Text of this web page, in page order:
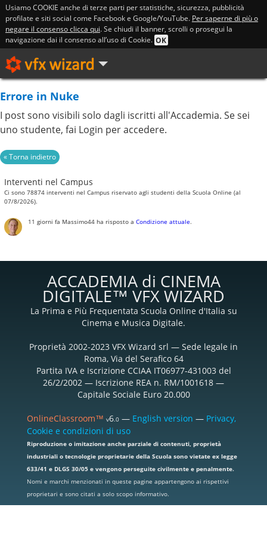
Usiamo COOKIE anche di terze parti per statistiche, sicurezza, pubblicità
profilate e siti social come Facebook e Google/YouTube. Per saperne di più o
negare il consenso clicca qui. Se chiudi il banner, scrolli o prosegui la
navigazione dai il consenso all’uso di Cookie. OK
Errore in Nuke
I post sono visibili solo dagli iscritti all'Accademia. Se sei
uno studente, fai Login per accedere.
Interventi nel Campus
Ci sono 78874 interventi nel Campus riservato agli studenti della Scuola Online (al
07/8/2026).
11 giorni fa Massimo44ha risposto a Condizione attuale.
ACCADEMIA di CINEMA
DIGITALE™ VFX WIZARD
La Prima e Più Frequentata Scuola Online d'Italia su
Cinema e Musica Digitale.
Proprietà 2002-2023 VFX Wizard srl — Sede legale in
Roma, Via del Serafico 64
Partita IVA e Iscrizione CCIAA IT06977-431003 del
26/2/2002 — Iscrizione REA n. RM/1001618 —
Capitale Sociale Euro 20.000
OnlineClassroom™ v6.0— English version — Privacy,
Cookie e condizioni di uso
Riproduzione o imitazione anche parziale di contenuti, proprietà
industriali o tecnologie proprietarie della Scuola sono vietate ex legge
633/41 e DLGS 30/05 e vengono perseguite civilmente e penalmente.
Nomi e marchi menzionati in queste pagine appartengono ai rispettivi
proprietari e sono citati a solo scopo informativo.